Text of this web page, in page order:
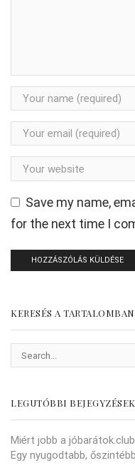
Save my name,
for the next time I
KERESÉS A TARTALOMBAN
LEGUTÓBBI BEJEGYZÉSEK
Miért jobb a
Egy nyugodtabb,